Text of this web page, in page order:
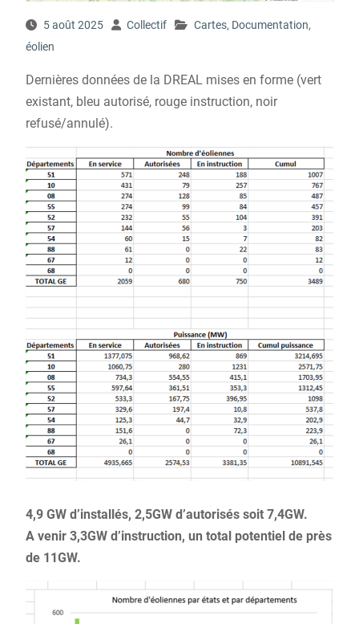
5 août 2025 Collectif Cartes, Documentation,
éolien
Dernières données de la DREAL mises en forme (vert
existant, bleu autorisé, rouge instruction, noir
refusé/annulé).
4,9 GW d’installés, 2,5GW d’autorisés soit 7,4GW.
A venir 3,3GW d’instruction, un total potentiel de près
de 11GW.